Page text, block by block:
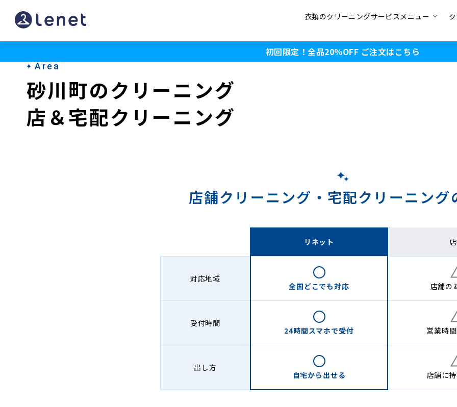
砂
川
衣類のクリーニングサービスメニュー
初回限定！全品20％OFF ご注文はこちら
Area
砂川町のクリーニング
店＆宅配クリーニング
店舗クリーニング・ 宅配クリーニング
リネット
対応地域
全国どこでも対応 店舗の
受付時間
24時間スマホで受付 営業時
出し方
自宅から 出せる 店舗に